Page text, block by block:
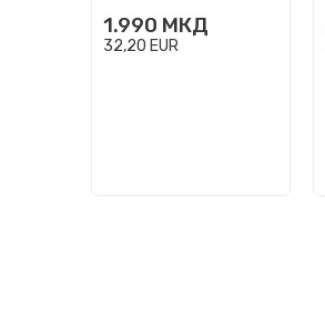
1.990 МКД
32,20 EUR